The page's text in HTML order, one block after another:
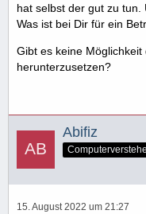
hat selbst der gut zu tun.
Was ist bei Dir für ein
Gibt es keine
herunterzusetzen?
Abifiz
15. August 2022 um 21:27